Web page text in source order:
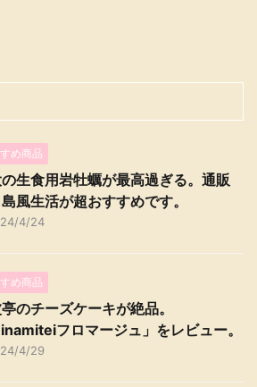
め商品
生食用岩牡蠣が最高過ぎる。通販
風生活が超おすすめです。
4/24
め商品
のチーズケーキが絶品。
フロマージュ」をレビュー。
4/29